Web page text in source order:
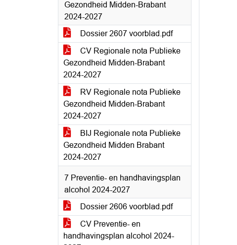
Gezondheid Midden-Brabant
2024-2027
Dossier 2607 voorblad.pdf
CV Regionale nota Publieke
Gezondheid Midden-Brabant
2024-2027
RV Regionale nota Publieke
Gezondheid Midden-Brabant
2024-2027
BIJ Regionale nota Publieke
Gezondheid Midden Brabant
2024-2027
7 Preventie- en handhavingsplan
alcohol 2024-2027
Dossier 2606 voorblad.pdf
CV Preventie- en
handhavingsplan alcohol 2024-